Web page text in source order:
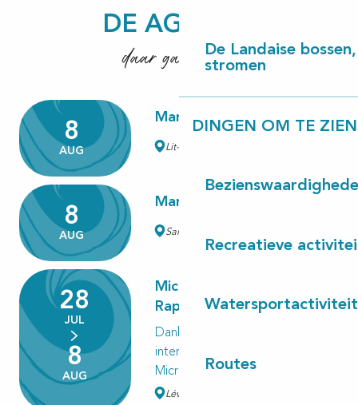
De Landaise
stromen
DINGEN OM TE
Recreatieve
Routes
DE AGENDA
daar gaan we!
De mooiste spots om zonsondergang
te bewonderen
Meer lezen
8
AUG
Marché saisonnier
Lit-et-Mixe
8
AUG
Marché traditionnel
Saint-Julien-en-Born
28
JUL
8
AUG
Micro-Folie "L'art italien, de
Raphaël à Modigliani""
Dankzij meeslepende en
interactieve technologie biedt de
Micro-Folie toegang tot een...
Lévignacq